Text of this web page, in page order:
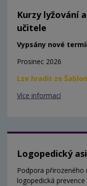
Kurzy lyžování
učitele
Vypsány nové
Prosinec 2026
Lze hradit ze Šablon
Více informací
Logopedický
Podpora
logopedická prevence